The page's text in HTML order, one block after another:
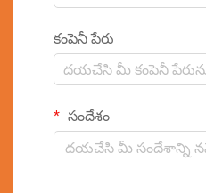
కంపెనీ పేరు
సందేశం